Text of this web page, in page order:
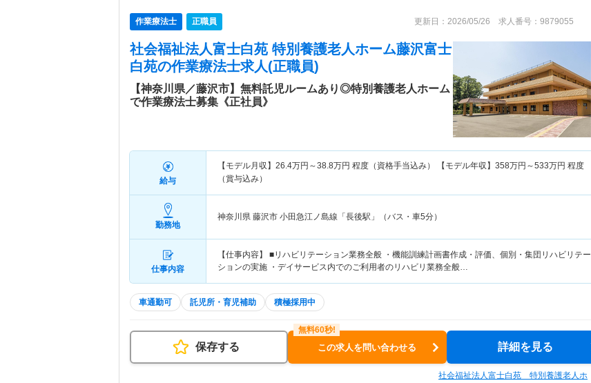
作業療法士 正職員 更新日：2026/05/26 求人番号：9879055
社会福祉法人富士白苑 特別養護老人ホーム藤沢富士
白苑の作業療法士求人(正職員)
【神奈川県／藤沢市】無料託児ルームあり◎特別養護老人ホーム
で作業療法士募集《正社員》
給与
【モデル月収】 26.4万円～38.8万円 程度（資格手当込み） 【モデル年収】 358万円～533万円 程度
（賞与込み）
勤務地
神奈川県 藤沢市 小田急江ノ島線「長後駅」（バス・車5分）
仕事内容
【仕事内容】 ■リハビリテーション業務全般 ・機能訓練計画書作成・評価、個別・集団リハビリテー
ションの実施 ・デイサービス内でのご利用者のリハビリ業務全般…
車通勤可 託児所・育児補助 積極採用中
保存する この求人を問い合わせる 詳細を見る
社会福祉法人富士白苑 特別養護老人ホ